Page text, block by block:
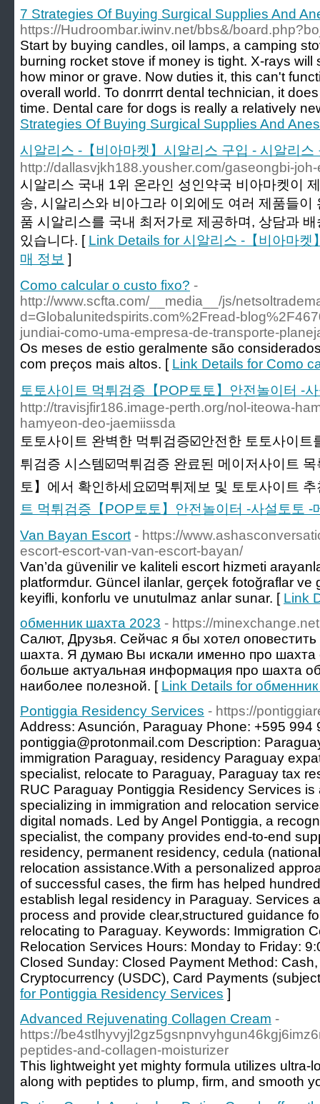
7 Strategies Of Buying Surgical Supplies And
https://Hudroombar.iwinv.net/bbs&/
Start by buying candles, oil lamps, a camping
burning rocket stove if money is tight. X-rays
how minor or grave. Now duties it, this can't
overall world. To donrrrt dental technician, it
time. Dental care for dogs is really a relatively
Strategies Of Buying Surgical Supplies And
시알리스 -【비아마켓】시알리스 구입 - 시알리스
http://dallasvjkh188.yousher.com/gaseongbi-
시알리스 국내 1위 온라인 성인약국 비아마켓이
송, 시알리스와 비아그라 이외에도 여러 제품들이
품 시알리스를 국내 최저가로 제공하며, 상담과
있습니다. [ Link Details for 시알리스 -【비아마켓
매 정보 ]
Como calcular o custo fixo? -
http://www.scfta.com/__media__/js/
d=Globalunitedspirits.com%2Fread-
jundiai-como-uma-empresa-de-transporte-
Os meses de estio geralmente são
com preços mais altos. [ Link Details for Como
토토사이트 먹튀검증【POP토토】안전놀이터 -
http://travisjfir186.image-perth.org/nol-iteowa-
hamyeon-deo-jaemiissda
토토사이트 완벽한 먹튀검증☑️안전한 토토사이
튀검증 시스템☑️먹튀검증 완료된 메이저사이트
토】에서 확인하세요☑️먹튀제보 및 토토사이트
트 먹튀검증【POP토토】안전놀이터 -사설토토 -
Van Bayan Escort - https://
escort-escort-van-van-escort-bayan/
Van’da güvenilir ve kaliteli escort hizmeti
platformdur. Güncel ilanlar, gerçek fotoğraflar ve
keyifli, konforlu ve unutulmaz anlar sunar. [ Link
обменник шахта 2023 - https://minexchange.net
Салют, Друзья. Сейчас я бы хотел
шахта. Я думаю Вы искали именно про шахта
больше актуальная информация про шахта
наиболее полезной. [ Link Details for
Pontiggia Residency Services - https://
Address: Asunción, Paraguay Phone: +595 994
pontiggia@protonmail.com Description:
immigration Paraguay, residency Paraguay
specialist, relocate to Paraguay, Paraguay tax
RUC Paraguay Pontiggia Residency Services
specializing in immigration and relocation
digital nomads. Led by Angel Pontiggia, a
specialist, the company provides end-to-end
residency, permanent residency, cedula
relocation assistance.With a personalized
of successful cases, the firm has helped
establish legal residency in Paraguay. Services
process and provide clear,structured guidance
relocating to Paraguay. Keywords: Immigration
Relocation Services Hours: Monday to Friday:
Closed Sunday: Closed Payment Method:
Cryptocurrency (USDC), Card Payments
for Pontiggia Residency Services ]
Advanced Rejuvenating Collagen Cream -
https://
peptides-and-collagen-moisturizer
This lightweight yet mighty formula utilizes
along with peptides to plump, firm, and smooth